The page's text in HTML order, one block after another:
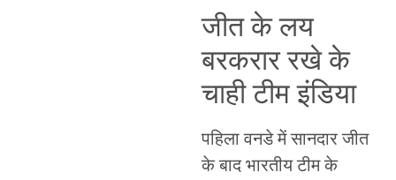
जीत के लय
बरकरार रखे के
चाही टीम इंडिया
पहिला वनडे में सानदार जीत
के बाद भारतीय टीम के